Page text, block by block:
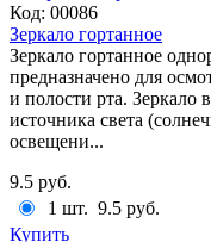
Код: 00086
Зеркало гортанное
Зеркало гортанное
предназначено для
и полости рта. Зеркало
источника света
освещени...
9.5 руб.
1 шт. 9.5 руб.
Купить